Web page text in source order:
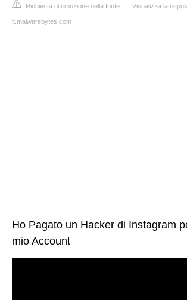
Richiesta di rimozione della fonte | Visualizza la
it.malwarebytes.com
Ho Pagato un Hacker di Instagram
mio Account